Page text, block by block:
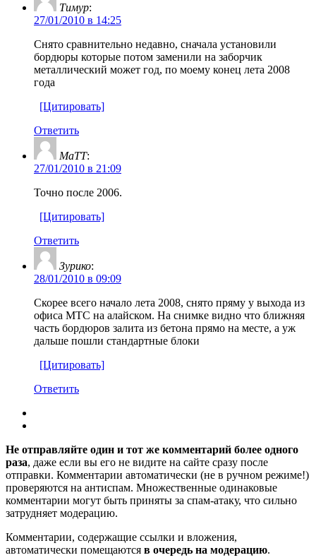
Тимур:
27/01/2010 в 14:25
Снято сравнительно недавно, сначала установили
бордюры которые потом заменили на заборчик
металлический может год, по моему конец лета 2008
года
[Цитировать]
Ответить
MaTT:
27/01/2010 в 21:09
Точно после 2006.
[Цитировать]
Ответить
Зурико:
28/01/2010 в 09:09
Скорее всего начало лета 2008, снято пряму у выхода из
офиса МТС на алайском. На снимке видно что ближняя
часть бордюров залита из бетона прямо на месте, а уж
дальше пошли стандартные блоки
[Цитировать]
Ответить
Не отправляйте один и тот же комментарий более одного
раза, даже если вы его не видите на сайте сразу после
отправки. Комментарии автоматически (не в ручном режиме!)
проверяются на антиспам. Множественные одинаковые
комментарии могут быть приняты за спам-атаку, что сильно
затрудняет модерацию.
Комментарии, содержащие ссылки и вложения,
автоматически помещаются в очередь на модерацию.